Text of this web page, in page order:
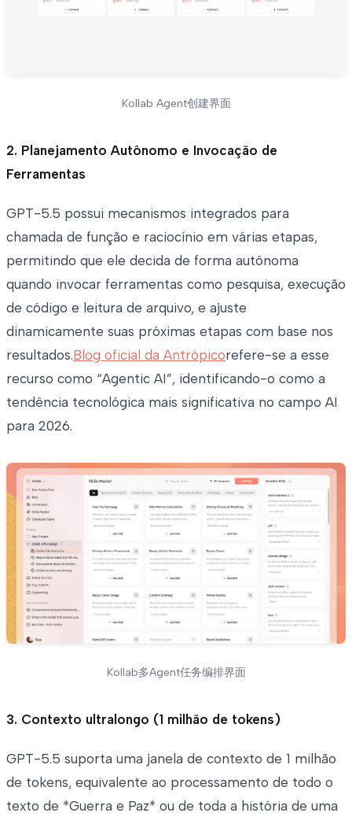
Kollab Agent创建界面
2. Planejamento Autônomo e Invocação de
Ferramentas
GPT-5.5 possui mecanismos integrados para
chamada de função e raciocínio em várias etapas,
permitindo que ele decida de forma autônoma
quando invocar ferramentas como pesquisa, execução
de código e leitura de arquivo, e ajuste
dinamicamente suas próximas etapas com base nos
resultados.Blog oficial da Antrópicorefere-se a esse
recurso como “Agentic AI”, identificando-o como a
tendência tecnológica mais significativa no campo AI
para 2026.
Kollab多Agent任务编排界面
3. Contexto ultralongo (1 milhão de tokens)
GPT-5.5 suporta uma janela de contexto de 1 milhão
de tokens, equivalente ao processamento de todo o
texto de *Guerra e Paz* ou de toda a história de uma